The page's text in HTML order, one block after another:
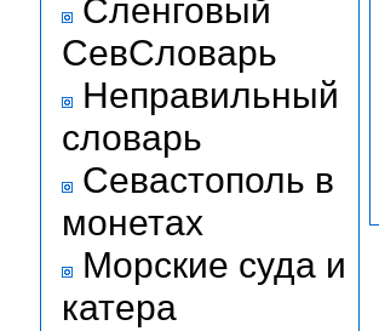
Сленговый
СевСловарь
Неправильный
словарь
Севастополь в
монетах
Морские суда и
катера